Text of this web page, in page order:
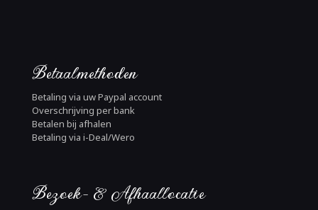
Betaalmethoden
Betaling via uw Paypal account
Overschrijving per bank
Betalen bij afhalen
Betaling via i-Deal/Wero
Bezoek- & Afhaallocatie